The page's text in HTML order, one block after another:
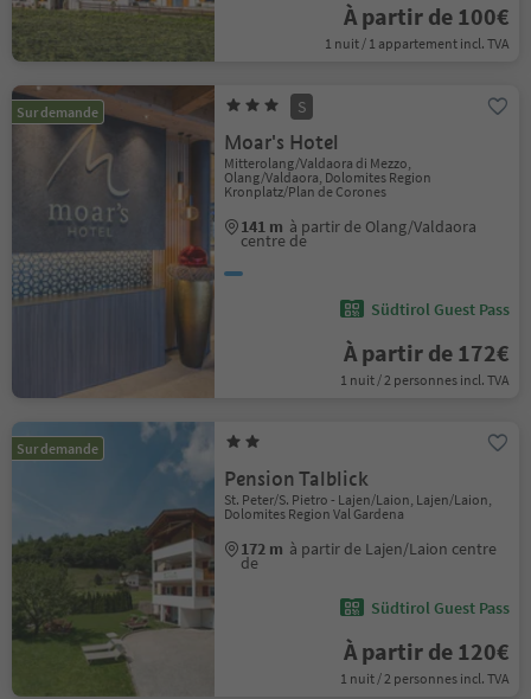
À partir de 100€
1 nuit / 1 appartement incl. TVA
Sur demande S
Moar's Hotel
Mitterolang/Valdaora di Mezzo,
Olang/Valdaora, Dolomites Region
Kronplatz/Plan de Corones
141 m à partir de Olang/Valdaora
centre de
Südtirol Guest Pass
À partir de 172€
1 nuit / 2 personnes incl. TVA
Sur demande
Pension Talblick
St. Peter/S. Pietro - Lajen/Laion, Lajen/Laion,
Dolomites Region Val Gardena
172 m à partir de Lajen/Laion centre
de
Südtirol Guest Pass
À partir de 120€
1 nuit / 2 personnes incl. TVA